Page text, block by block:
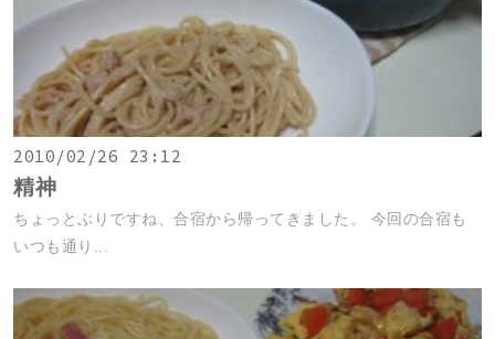
2010/02/26 23:12
精神
ちょっとぶりですね、合宿から帰ってきました。 今回の合宿も
いつも通り...